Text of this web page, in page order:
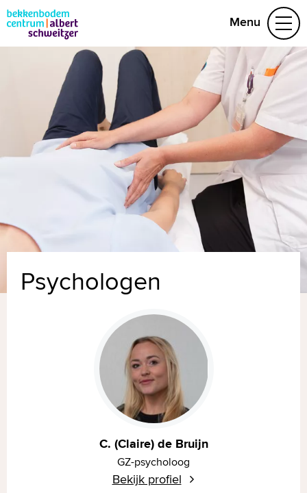
Menu
Aandoeningen
Behandelteam
Folders
Vragen
Afspraak maken
(078) 654 29 53
Naar home asz.nl
MijnASz
Psychologen
C. (Claire) de Bruijn
GZ-psycholoog
Bekijk profiel